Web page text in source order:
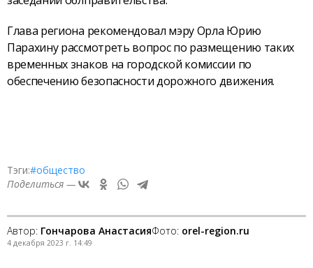
Глава региона рекомендовал мэру Орла Юрию
Парахину рассмотреть вопрос по размещению таких
временных знаков на городской комиссии по
обеспечению безопасности дорожного движения.
Тэги:#общество
Поделиться —
Автор: Гончарова АнастасияФото: orel-region.ru
4 декабря 2023 г. 14:49